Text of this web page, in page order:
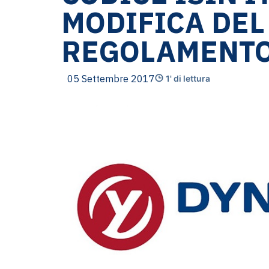
MODIFICA DEL
05 Settembre 2017 1' di lettura